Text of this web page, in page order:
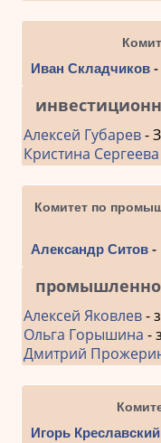
Иван Складчиков-
Алексей Губарев-
Кристина Сергеева
Комитет по
Александр Ситов-
Алексей Яковлев-
Ольга Горышина -
Дмитрий
Игорь Креславский